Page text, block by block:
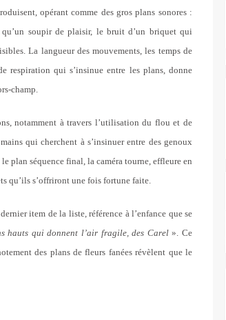
opérant comme des gros plans sonores :
soupir de plaisir, le bruit d’un briquet qui
La langueur des mouvements, les temps de
respiration qui s’insinue entre les plans, donne
champ.
notamment à travers l’utilisation du flou et de
qui cherchent à s’insinuer entre des genoux
plan séquence final, la caméra tourne, effleure en
qu’ils s’offriront une fois fortune faite.
dernier item de la liste, référence à l’enfance que se
hauts qui donnent l’air fragile, des Carel». Ce
des plans de fleurs fanées révèlent que le